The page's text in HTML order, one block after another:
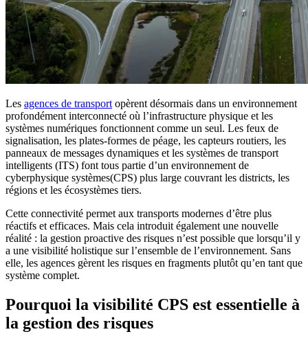
Les agences de transport opèrent désormais dans un environnement
profondément interconnecté où l’infrastructure physique et les
systèmes numériques fonctionnent comme un seul. Les feux de
signalisation, les plates-formes de péage, les capteurs routiers, les
panneaux de messages dynamiques et les systèmes de transport
intelligents (ITS) font tous partie d’un environnement de
cyberphysique systèmes(CPS) plus large couvrant les districts, les
régions et les écosystèmes tiers.
Cette connectivité permet aux transports modernes d’être plus
réactifs et efficaces. Mais cela introduit également une nouvelle
réalité : la gestion proactive des risques n’est possible que lorsqu’il y
a une visibilité holistique sur l’ensemble de l’environnement. Sans
elle, les agences gèrent les risques en fragments plutôt qu’en tant que
système complet.
Pourquoi la visibilité CPS est essentielle à
la gestion des risques